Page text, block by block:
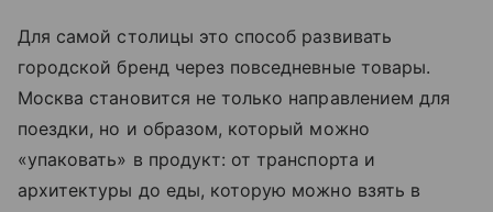
Для самой столицы это способ развивать
городской бренд через повседневные товары.
Москва становится не только направлением для
поездки, но и образом, который можно
«упаковать» в продукт: от транспорта и
архитектуры до еды, которую можно взять в